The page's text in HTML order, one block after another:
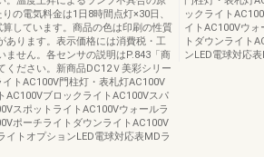
の電気料金は1日8時間点灯×30日、
しています。商品の色は印刷の性質
あります。表示価格には消費税・工
ません。各センサの説明はP.843「商
ください。新商品DC12Ｖ美彩シリー
トAC100V門柱灯・表札灯AC100V
AC100VブロックライトAC100Vスパ
スポットライトAC100Vウォールラ
ポーチライトダウンライトAC100V
イトオプションLED電球対応表MDラ
ックライト
イトAC100Vウ
トダウンライト
ンLED電球対応